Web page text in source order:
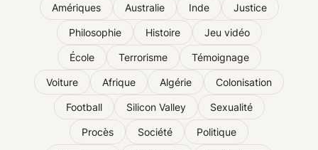
Amériques Australie Inde Justice
Philosophie Histoire Jeu vidéo
École Terrorisme Témoignage
Voiture Afrique Algérie Colonisation
Football Silicon Valley Sexualité
Procès Société Politique